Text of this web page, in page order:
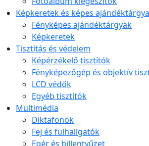
Képkeretek és képes
Fényképes ajándéktárgyak
Képkeretek
Tisztítás és védelem
Képérzékelő tisztítók
Fényképezőgép és objektív
LCD védők
Egyéb tisztítók
Multimédia
Diktafonok
Fej és fülhallgatók
Egér és billentyűzet